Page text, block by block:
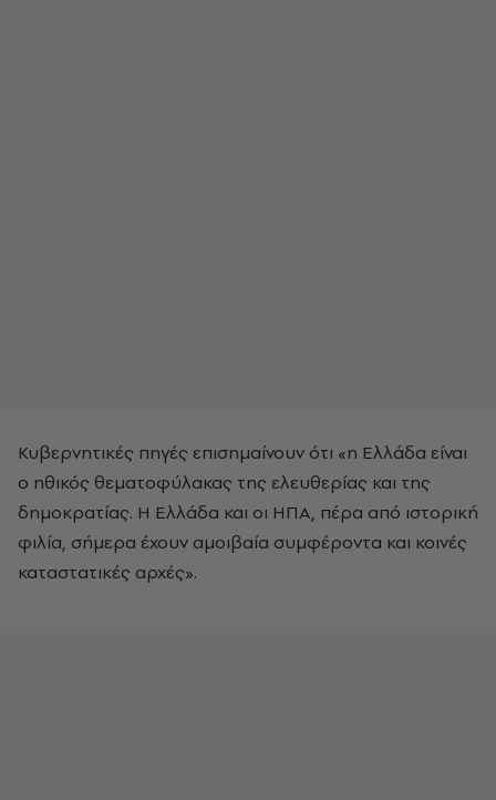
Κυβερνητικές πηγές επισημαίνουν ότι «η Ελλάδα είναι
ο ηθικός θεματοφύλακας της ελευθερίας και της
δημοκρατίας. Η Ελλάδα και οι ΗΠΑ, πέρα από ιστορική
φιλία, σήμερα έχουν αμοιβαία συμφέροντα και κοινές
καταστατικές αρχές».